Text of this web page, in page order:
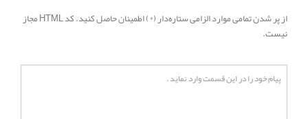
از پر شدن تمامی موارد الزامی ستاره‌دار (*) اطمینان حاصل کنید. کد HTML مجاز
نیست.